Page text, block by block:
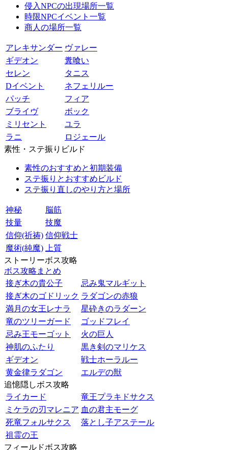
侵入NPCの出現場所一覧
時限NPCイベント一覧
商人の場所一覧
アレキサンダー ヴァレー
ギデオン
糞喰い
セレン
タニス
Dイベント
ネフェリルー
パッチ
フィア
ブライヴ
ボック
ミリセント
ユラ
ラニ
ロジェール
素性・ステ振りビルド
素性のおすすめと初期装備
ステ振りとおすすめビルド
ステ振り直しのやり方と場所
神秘
脳筋
技量
技魔
信仰(祈祷) 信仰戦士
魔術(純魔)
上質
ストーリーボス攻略
ボス攻略まとめ
接ぎ木の貴公子
忌み鬼マルギット
接ぎ木のゴドリック ラダゴンの赤狼
満月の女王レナラ
星砕きのラダーン
竜のツリーガード
ゴッドフレイ
忌み王モーゴット
火の巨人
神肌のふたり
黒き剣のマリケス
ギデオン
戦士ホーラルー
黄金律ラダゴン
エルデの獣
追憶隠しボス攻略
ライカード
竜王プラキドサクス
ミケラの刃マレニア 血の君主モーグ
死竜フォルサクス
落とし子アステール
祖霊の王
フィールドボス攻略